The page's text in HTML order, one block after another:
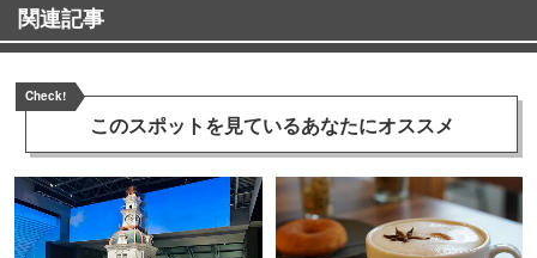
関連記事
Check!
このスポットを見ているあなたにオススメ